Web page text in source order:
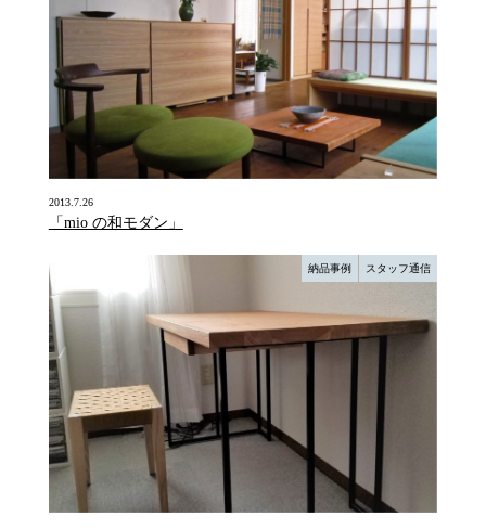
2013.7.26
「mio の和モダン」
納品事例 スタッフ通信